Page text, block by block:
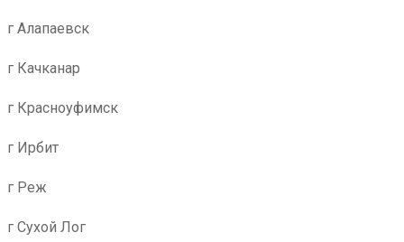
г Алапаевск
г Качканар
г Красноуфимск
г Ирбит
г Реж
г Сухой Лог